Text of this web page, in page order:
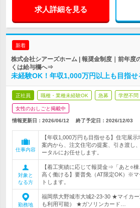
求人詳細を見る
新着
株式会社シアーズホーム | 報奨金制度｜前年度
くは給与欄へ⇒
未経験OK！年収1,000万円以上も目指
正社員 職種・業種未経験OK 急募 学歴不問
女性のおしごと掲載中
情報更新日：2026/06/12 終了予定日： 2026/12/03
仕事内容
【年収1,000万円も目指せる】住宅展
案内から、注文住宅の提案、引き渡し
ータルにお任せします。
対象と
なる方
【着工実績に応じて報奨金⇒「あと○
高く働ける】要普免（AT限定OK）※
トします。
勤務地
福岡県大野城市大城2-23-30 ★マイカ
も利用可能） ★ガソリンカード…